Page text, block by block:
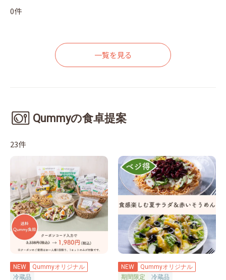
0件
一覧を見る
Qummyの食卓提案
23件
NEW
Qummyオリジナル
冷蔵品
NEW
Qummyオリジナル
期間限定
冷蔵品